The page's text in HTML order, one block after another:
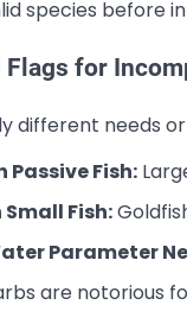
species before
Flags for
different needs
Passive Fish:
Fish:
Parameter
are notorious